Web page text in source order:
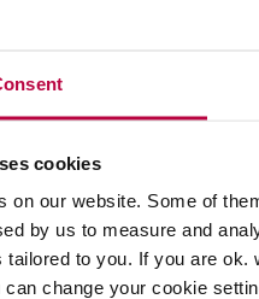
cookies
on our website. Some of
by us to measure and
tailored to you. If you are
can change your cookie